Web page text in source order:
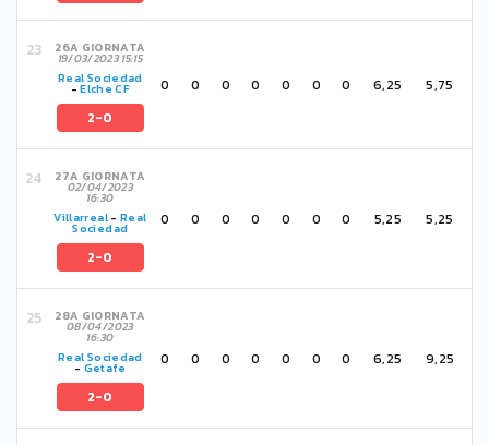
26A GIORNATA
19/03/2023 15:15
Real Sociedad
-Elche CF
2-0
0 0 0 0 0 0 0 6,25 5,75
27A GIORNATA
02/04/2023
16:30
Villarreal- Real
Sociedad
2-0
0 0 0 0 0 0 0 5,25 5,25
28A GIORNATA
08/04/2023
16:30
Real Sociedad
- Getafe
2-0
0 0 0 0 0 0 0 6,25 9,25